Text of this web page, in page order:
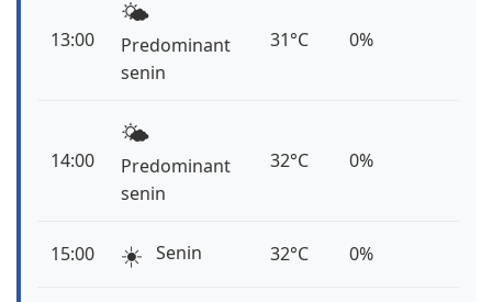
13:00
🌤️
Predominant
senin
31°C 0%
14:00
🌤️
Predominant
senin
32°C 0%
15:00 ☀️ Senin 32°C 0%